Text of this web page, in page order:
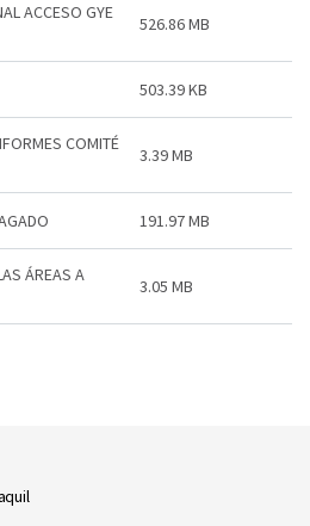
ACCESO GYE
526.86 MB
503.39 KB
COMITÉ
3.39 MB
191.97 MB
ÁREAS A
3.05 MB